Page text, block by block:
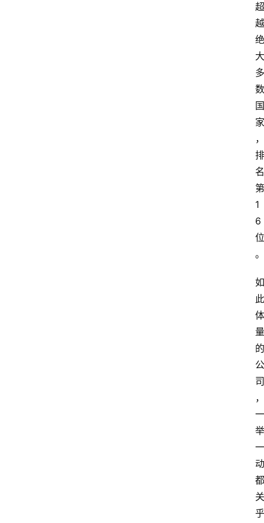
超
越
绝
大
多
数
国
家
，
排
名
第
1
6
位
。
如
此
体
量
的
公
司
，
一
举
一
动
都
关
乎